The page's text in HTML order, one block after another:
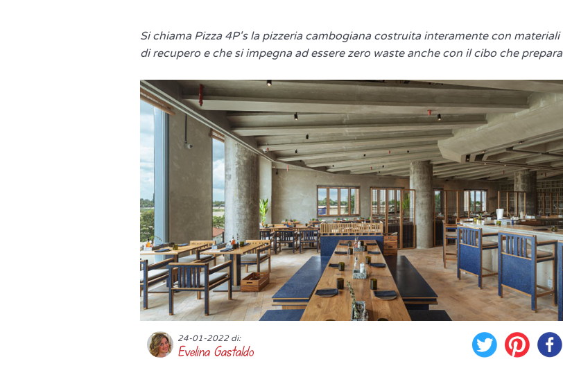
Si chiama Pizza 4P's la pizzeria cambogiana costruita interamente con materiali
di recupero e che si impegna ad essere zero waste anche con il cibo che prepara
24-01-2022 di:
Evelina Gastaldo